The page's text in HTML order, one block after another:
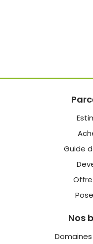
Guide
Nos